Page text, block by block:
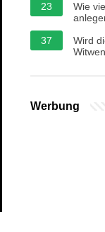
23
Wie
37
Wird
Werbung